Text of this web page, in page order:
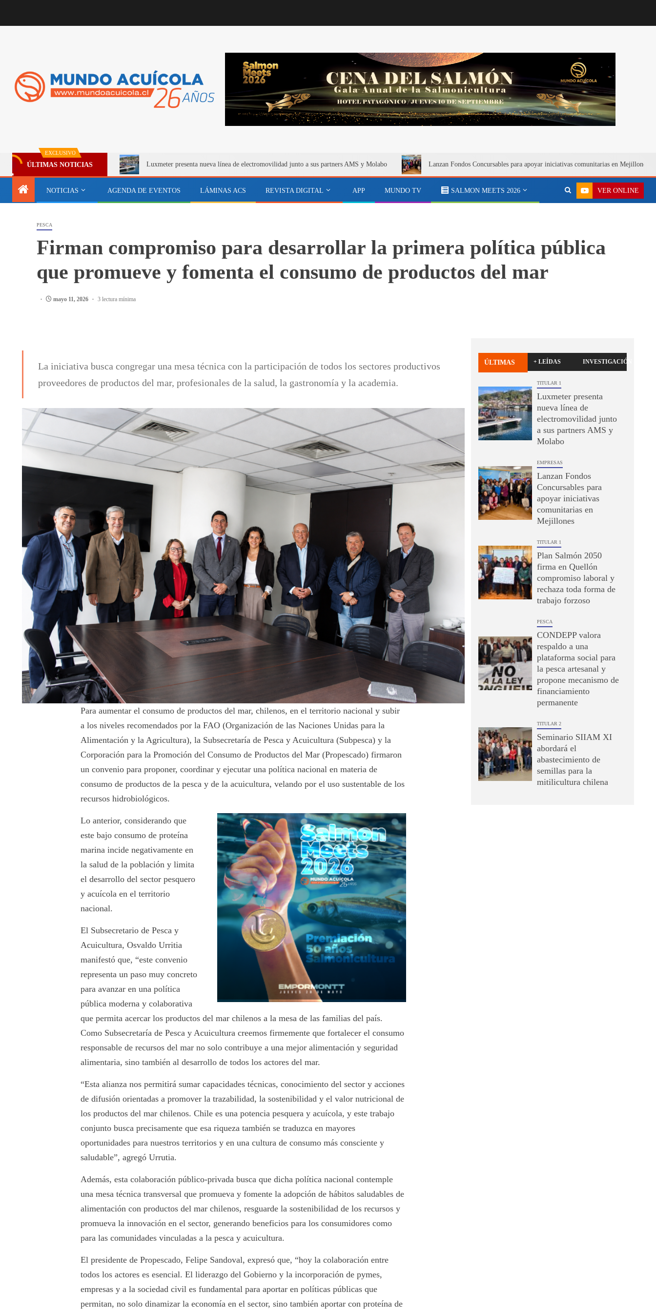
EXCLUSIVO
ÚLTIMAS NOTICIAS Luxmeter presenta nueva línea de electromovilidad junto a sus partners AMS y Molabo Lanzan Fondos Concursables para apoyar iniciativas comunitarias en Mejillones
NOTICIAS AGENDA DE EVENTOS LÁMINAS ACS REVISTA DIGITAL APP MUNDO TV SALMON MEETS 2026 VER ONLINE
PESCA
Firman compromiso para desarrollar la primera política pública
que promueve y fomenta el consumo de productos del mar
mayo 11, 2026 3 lectura mínima
La iniciativa busca congregar una mesa técnica con la participación de todos los sectores productivos
proveedores de productos del mar, profesionales de la salud, la gastronomía y la academia.
Para aumentar el consumo de productos del mar, chilenos, en el territorio nacional y subir
a los niveles recomendados por la FAO (Organización de las Naciones Unidas para la
Alimentación y la Agricultura), la Subsecretaría de Pesca y Acuicultura (Subpesca) y la
Corporación para la Promoción del Consumo de Productos del Mar (Propescado) firmaron
un convenio para proponer, coordinar y ejecutar una política nacional en materia de
consumo de productos de la pesca y de la acuicultura, velando por el uso sustentable de los
recursos hidrobiológicos.
Lo anterior, considerando que
este bajo consumo de proteína
marina incide negativamente en
la salud de la población y limita
el desarrollo del sector pesquero
y acuícola en el territorio
nacional.
El Subsecretario de Pesca y
Acuicultura, Osvaldo Urritia
manifestó que, “este convenio
representa un paso muy concreto
para avanzar en una política
pública moderna y colaborativa
que permita acercar los productos del mar chilenos a la mesa de las familias del país.
Como Subsecretaría de Pesca y Acuicultura creemos firmemente que fortalecer el consumo
responsable de recursos del mar no solo contribuye a una mejor alimentación y seguridad
alimentaria, sino también al desarrollo de todos los actores del mar.
“Esta alianza nos permitirá sumar capacidades técnicas, conocimiento del sector y acciones
de difusión orientadas a promover la trazabilidad, la sostenibilidad y el valor nutricional de
los productos del mar chilenos. Chile es una potencia pesquera y acuícola, y este trabajo
conjunto busca precisamente que esa riqueza también se traduzca en mayores
oportunidades para nuestros territorios y en una cultura de consumo más consciente y
saludable”, agregó Urrutia.
Además, esta colaboración público-privada busca que dicha política nacional contemple
una mesa técnica transversal que promueva y fomente la adopción de hábitos saludables de
alimentación con productos del mar chilenos, resguarde la sostenibilidad de los recursos y
promueva la innovación en el sector, generando beneficios para los consumidores como
para las comunidades vinculadas a la pesca y acuicultura.
El presidente de Propescado, Felipe Sandoval, expresó que, “hoy la colaboración entre
todos los actores es esencial. El liderazgo del Gobierno y la incorporación de pymes,
empresas y a la sociedad civil es fundamental para aportar en políticas públicas que
permitan, no solo dinamizar la economía en el sector, sino también aportar con proteína de
ÚLTIMAS + LEÍDAS INVESTIGACIÓN
TITULAR 1
Luxmeter presenta
nueva línea de
electromovilidad junto
a sus partners AMS y
Molabo
EMPRESAS
Lanzan Fondos
Concursables para
apoyar iniciativas
comunitarias en
Mejillones
TITULAR 1
Plan Salmón 2050
firma en Quellón
compromiso laboral y
rechaza toda forma de
trabajo forzoso
PESCA
CONDEPP valora
respaldo a una
plataforma social para
la pesca artesanal y
propone mecanismo de
financiamiento
permanente
TITULAR 2
Seminario SIIAM XI
abordará el
abastecimiento de
semillas para la
mitilicultura chilena